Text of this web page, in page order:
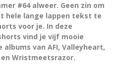
#64 alweer. Geen zin om
hele lange lappen tekst te
voor je. In deze
vind je vijf mooie
van AFI, Valleyheart,
Wristmeetsrazor.